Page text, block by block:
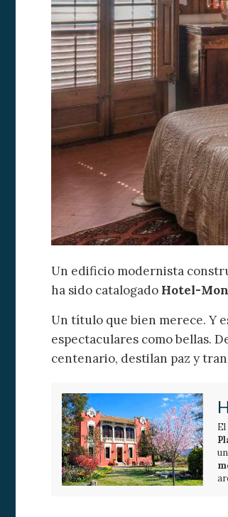
Un edificio modernista
ha sido catalogado Hotel-
Un título que bien merece. Y
espectaculares como bellas.
centenario, destilan paz y
El